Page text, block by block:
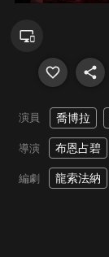
演員 喬博拉
導演 布恩占碧
編劇 龍索法納